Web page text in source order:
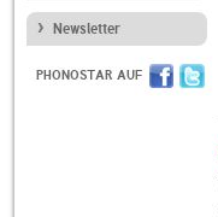
Newsletter
PHONOSTAR AUF